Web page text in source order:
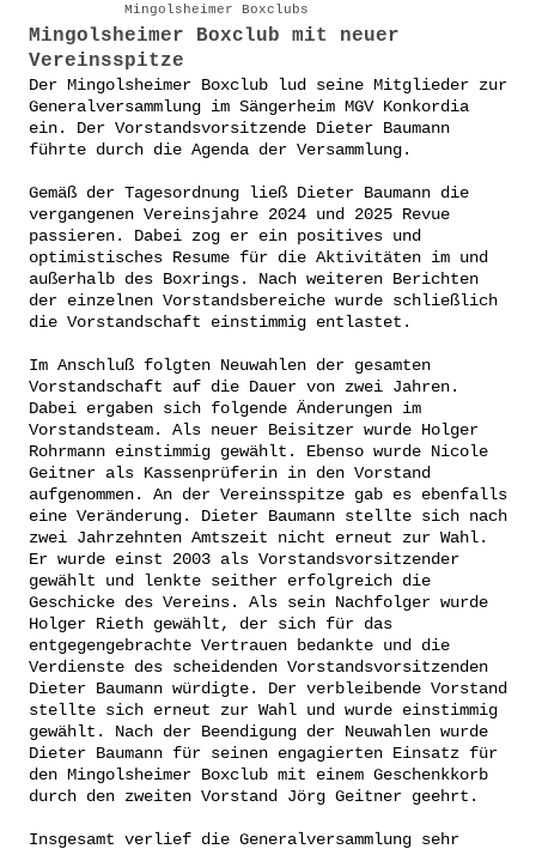
Mingolsheimer Boxclubs
Mingolsheimer Boxclub mit neuer
Vereinsspitze
Der Mingolsheimer Boxclub lud seine Mitglieder zur
Generalversammlung im Sängerheim MGV Konkordia
ein. Der Vorstandsvorsitzende Dieter Baumann
führte durch die Agenda der Versammlung.
Gemäß der Tagesordnung ließ Dieter Baumann die
vergangenen Vereinsjahre 2024 und 2025 Revue
passieren. Dabei zog er ein positives und
optimistisches Resume für die Aktivitäten im und
außerhalb des Boxrings. Nach weiteren Berichten
der einzelnen Vorstandsbereiche wurde schließlich
die Vorstandschaft einstimmig entlastet.
Im Anschluß folgten Neuwahlen der gesamten
Vorstandschaft auf die Dauer von zwei Jahren.
Dabei ergaben sich folgende Änderungen im
Vorstandsteam. Als neuer Beisitzer wurde Holger
Rohrmann einstimmig gewählt. Ebenso wurde Nicole
Geitner als Kassenprüferin in den Vorstand
aufgenommen. An der Vereinsspitze gab es ebenfalls
eine Veränderung. Dieter Baumann stellte sich nach
zwei Jahrzehnten Amtszeit nicht erneut zur Wahl.
Er wurde einst 2003 als Vorstandsvorsitzender
gewählt und lenkte seither erfolgreich die
Geschicke des Vereins. Als sein Nachfolger wurde
Holger Rieth gewählt, der sich für das
entgegengebrachte Vertrauen bedankte und die
Verdienste des scheidenden Vorstandsvorsitzenden
Dieter Baumann würdigte. Der verbleibende Vorstand
stellte sich erneut zur Wahl und wurde einstimmig
gewählt. Nach der Beendigung der Neuwahlen wurde
Dieter Baumann für seinen engagierten Einsatz für
den Mingolsheimer Boxclub mit einem Geschenkkorb
durch den zweiten Vorstand Jörg Geitner geehrt.
Insgesamt verlief die Generalversammlung sehr